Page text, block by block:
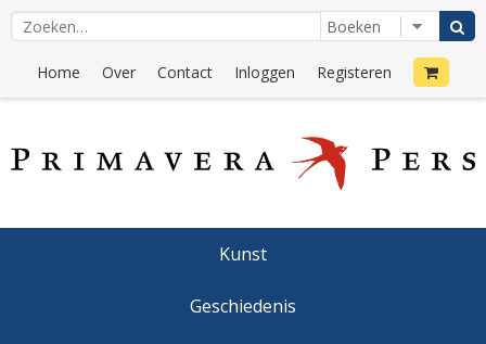
Home Over Contact Inloggen Registeren
Kunst
Geschiedenis